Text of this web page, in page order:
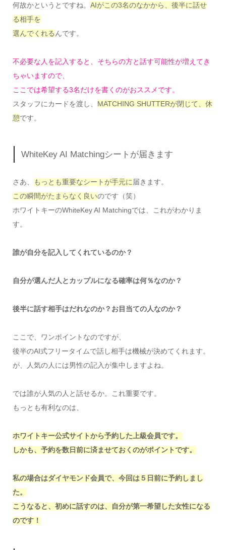
何故かというとですね。 AIがこの3名のなかから、後半に話せ
る相手を
選んでくれる んです。
不必要な人を記入すると、そちらの方と話す可能性が増えてき
ちゃいますので、
ここでは希望する3名だけを書くのがおススメです。
スタッフにカードを渡し、 MATCHING SHUTTERが閉じて、休
憩です。
WhiteKey AI Matchingシートが届きます
さあ、 もっとも重要なシートが手元に 届きます。
この瞬間がたまらなく良いのです（笑）
ホワイトキーのWhiteKey AI Matchingでは、これがわかりま
す。
誰が自分を記入してくれているのか？
自分が選んだ人とカップルになる確率は何％なのか？
後半に話す相手はだれなのか？お目当ての人なのか？
ここで、ワンポイントなのですが、
後半のAI式フリータイムで話し相手は機械が決めてくれます。
が、人気の人には男性の記入が集中しますよね。
では誰が人気の人と話せるか。これ重要です。
もっとも有利なのは、
ホワイトキー公式サイトから予約した上級会員です。
しかも、予約を数日前に済ませておくのがポイントです。
私の場合はダイヤモンド会員で、今回は５日前に予約しまし
た。
こうなると、初めに話すのは、自分が第一希望した女性になる
のです！